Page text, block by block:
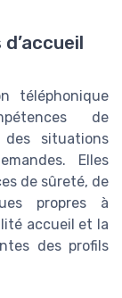
téléphonique
de
situations
Elles
de sûreté, de
propres à
accueil et la
des profils